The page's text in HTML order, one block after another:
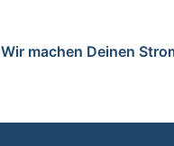
Wir machen Deinen